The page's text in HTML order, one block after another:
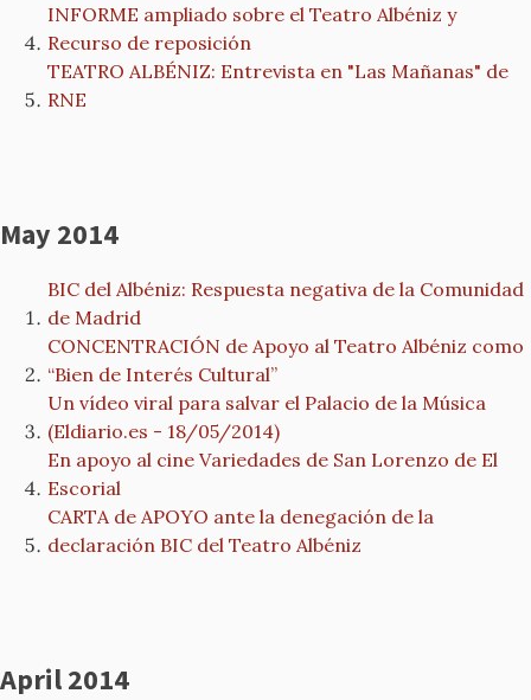
INFORME ampliado sobre el Teatro Albéniz y
Recurso de reposición
TEATRO ALBÉNIZ: Entrevista en "Las Mañanas" de
RNE
May 2014
BIC del Albéniz: Respuesta negativa de la Comunidad
de Madrid
CONCENTRACIÓN de Apoyo al Teatro Albéniz como
“Bien de Interés Cultural”
Un vídeo viral para salvar el Palacio de la Música
(Eldiario.es - 18/05/2014)
En apoyo al cine Variedades de San Lorenzo de El
Escorial
CARTA de APOYO ante la denegación de la
declaración BIC del Teatro Albéniz
April 2014